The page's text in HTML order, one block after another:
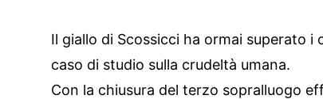
Il giallo di Scossicci ha ormai superato
caso di studio sulla crudeltà umana.
Con la chiusura del terzo sopralluogo